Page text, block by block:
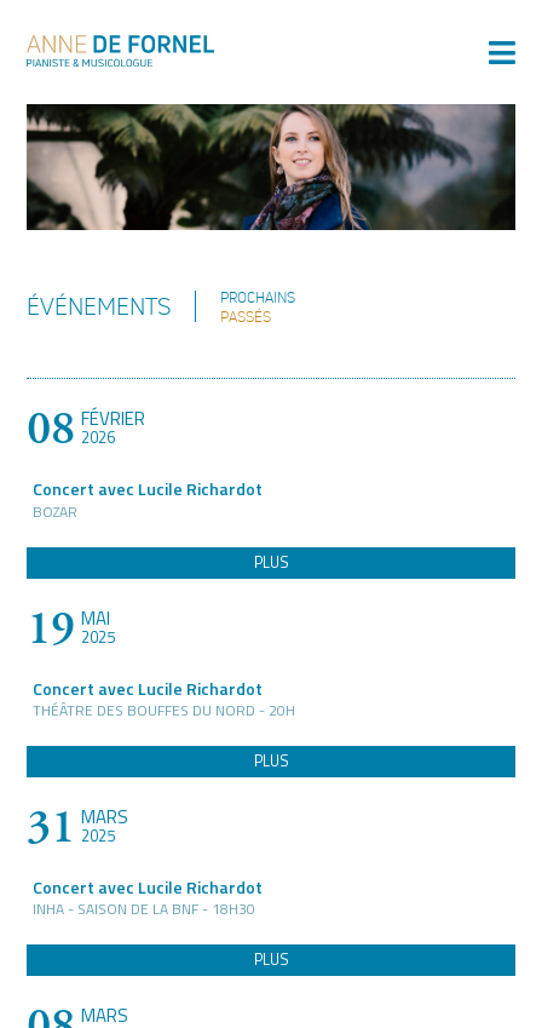
ÉVÉNEMENTS
PROCHAINS
PASSÉS
08 FÉVRIER
2026
Concert avec Lucile Richardot
BOZAR
PLUS
19 MAI
2025
Concert avec Lucile Richardot
THÉÂTRE DES BOUFFES DU NORD - 20H
PLUS
31 MARS
2025
Concert avec Lucile Richardot
INHA - SAISON DE LA BNF - 18H30
PLUS
MARS